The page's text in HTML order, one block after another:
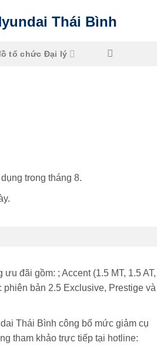
Thái Bình
tổ chức Đại lý
trong tháng 8.
đãi gồm: ; Accent (1.5 MT, 1.5 AT,
phiên bản 2.5 Exclusive, Prestige và
Thái Bình công bố mức giảm cụ
tham khảo trực tiếp tại hotline: